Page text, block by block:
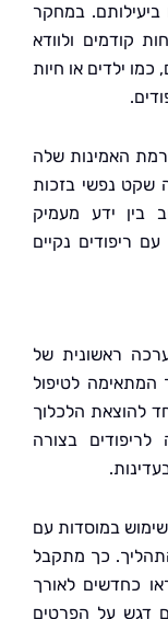
במחקר
ולוודא
או חיות
שלה
בזכות
מעמיק
נקיים
של
לטיפול
הלכלוך
בצורה
עם
כך מתקבל
לאורך
הפרטים